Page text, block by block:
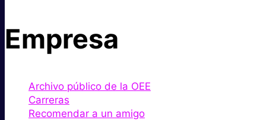
Empresa
Archivo público de la OEE
Carreras
Recomendar a un amigo